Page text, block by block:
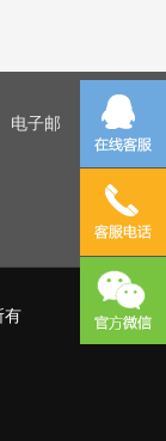
子邮
有